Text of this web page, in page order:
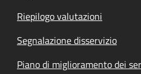
Riepilogo valutazioni
Segnalazione disservizio
Piano di miglioramento dei